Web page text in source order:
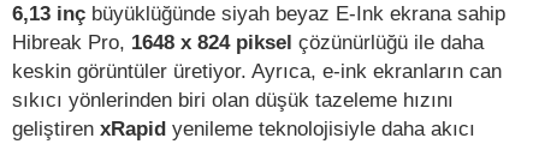
6,13 inç büyüklüğünde siyah beyaz E-Ink ekrana sahip
Hibreak Pro, 1648 x 824 piksel çözünürlüğü ile daha
keskin görüntüler üretiyor. Ayrıca, e-ink ekranların can
sıkıcı yönlerinden biri olan düşük tazeleme hızını
geliştiren xRapid yenileme teknolojisiyle daha akıcı